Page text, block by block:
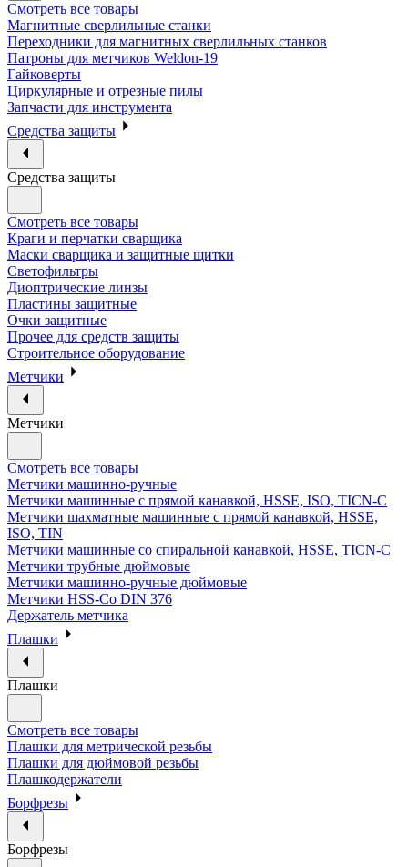
Смотреть все товары
Магнитные сверлильные станки
Переходники для магнитных сверлильных станков
Патроны для метчиков Weldon-19
Гайковерты
Циркулярные и отрезные пилы
Запчасти для инструмента
Средства защиты
Средства защиты
Смотреть все товары
Краги и перчатки сварщика
Маски сварщика и защитные щитки
Светофильтры
Диоптрические линзы
Пластины защитные
Очки защитные
Прочее для средств защиты
Строительное оборудование
Метчики
Метчики
Смотреть все товары
Метчики машинно-ручные
Метчики машинные с прямой канавкой, HSSE, ISO, TICN-C
Метчики шахматные машинные с прямой канавкой, HSSE,
ISO, TIN
Метчики машинные со спиральной канавкой, HSSE, TICN-C
Метчики трубные дюймовые
Метчики машинно-ручные дюймовые
Метчики HSS-Co DIN 376
Держатель метчика
Плашки
Плашки
Смотреть все товары
Плашки для метрической резьбы
Плашки для дюймовой резьбы
Плашкодержатели
Борфрезы
Борфрезы